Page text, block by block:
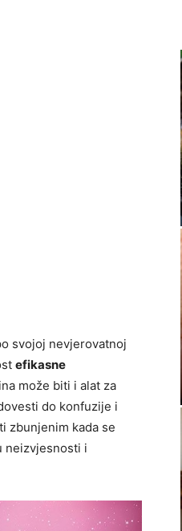
svojoj nevjerovatnoj
efikasne
može biti i alat za
do konfuzije i
zbunjenim kada se
neizvjesnosti i